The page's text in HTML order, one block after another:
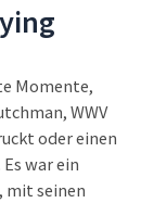
Momente,
WWV
oder einen
war ein
mit seinen